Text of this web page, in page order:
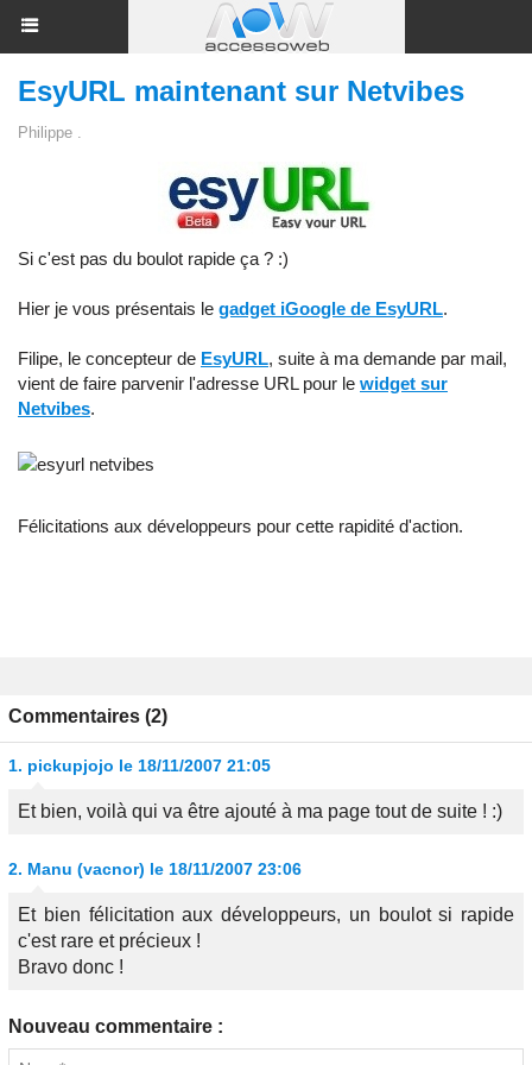
EsyURL maintenant sur Netvibes
Philippe .
Si c'est pas du boulot rapide ça ? :)
Hier je vous présentais le gadget iGoogle de EsyURL.
Filipe, le concepteur de EsyURL, suite à ma demande par mail,
vient de faire parvenir l'adresse URL pour le widget sur
Netvibes.
Félicitations aux développeurs pour cette rapidité d'action.
Commentaires (2)
1. pickupjojo le 18/11/2007 21:05
Et bien, voilà qui va être ajouté à ma page tout de suite ! :)
2. Manu (vacnor) le 18/11/2007 23:06
Et bien félicitation aux développeurs, un boulot si rapide
c'est rare et précieux !
Bravo donc !
Nouveau commentaire :